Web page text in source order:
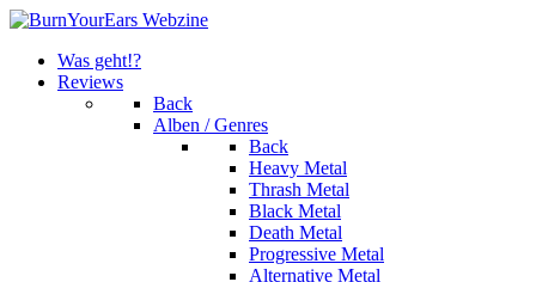
Was geht!?
Reviews
Back
Alben / Genres
Back
Heavy Metal
Thrash Metal
Black Metal
Death Metal
Progressive Metal
Alternative Metal